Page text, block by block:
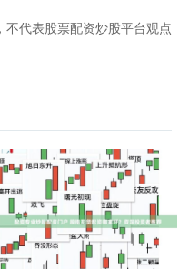
不代表股票配资炒股平台观点